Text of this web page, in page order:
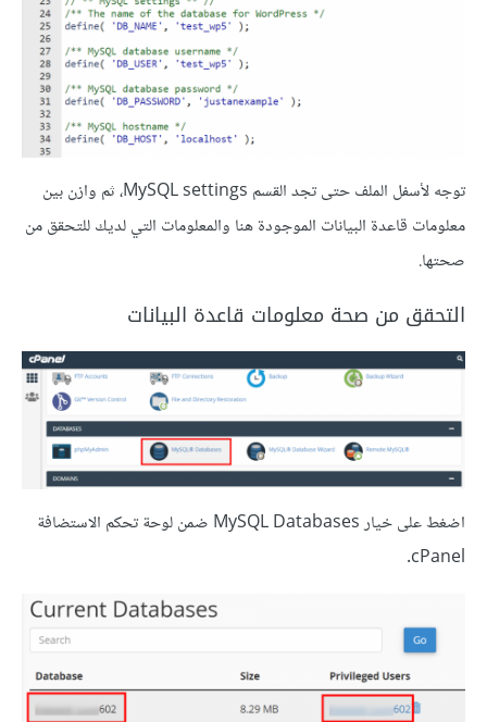
توجه لأسفل الملف حتى تجد القسم MySQL settings، ثم وازن بين
معلومات قاعدة البيانات الموجودة هنا والمعلومات التي لديك للتحقق من
صحتها.
التحقق من صحة معلومات قاعدة البيانات
اضغط على خيار MySQL Databases ضمن لوحة تحكم الاستضافة
cPanel.